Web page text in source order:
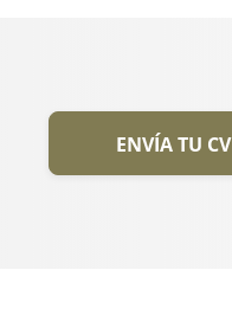
ENVÍA TU CV